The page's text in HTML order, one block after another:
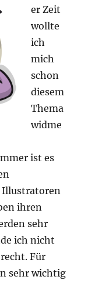
er Zeit
wollte
ich
mich
schon
diesem
Thema
widme
ist es
Illustratoren
ihren
sehr
ich nicht
Für
sehr wichtig